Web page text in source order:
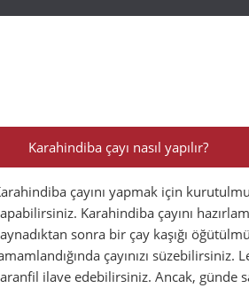
Karahindiba çayı nasıl yapılır?
çayını yapmak için
Karahindiba çayını
sonra bir çay kaşığı
çayınızı
ilave edebilirsiniz. Ancak, günde